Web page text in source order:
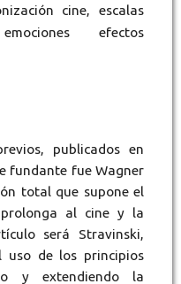
cine, escalas
efectos
publicados en
fundante fue Wagner
total que supone el
al cine y la
será Stravinski,
uso de los principios
y extendiendo la